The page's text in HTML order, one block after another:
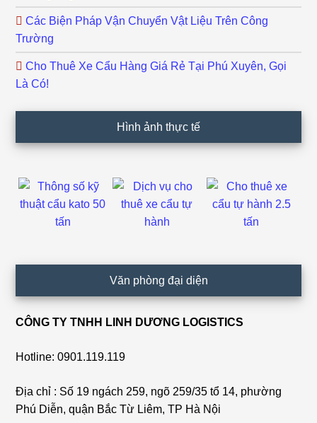
Các Biện Pháp Vận Chuyển Vật Liệu Trên Công
Trường
Cho Thuê Xe Cẩu Hàng Giá Rẻ Tại Phú Xuyên, Gọi
Là Có!
Hình ảnh thực tế
Văn phòng đại diện
CÔNG TY TNHH LINH DƯƠNG LOGISTICS
Hotline: 0901.119.119
Địa chỉ : Số 19 ngách 259, ngõ 259/35 tổ 14, phường
Phú Diễn, quận Bắc Từ Liêm, TP Hà Nội